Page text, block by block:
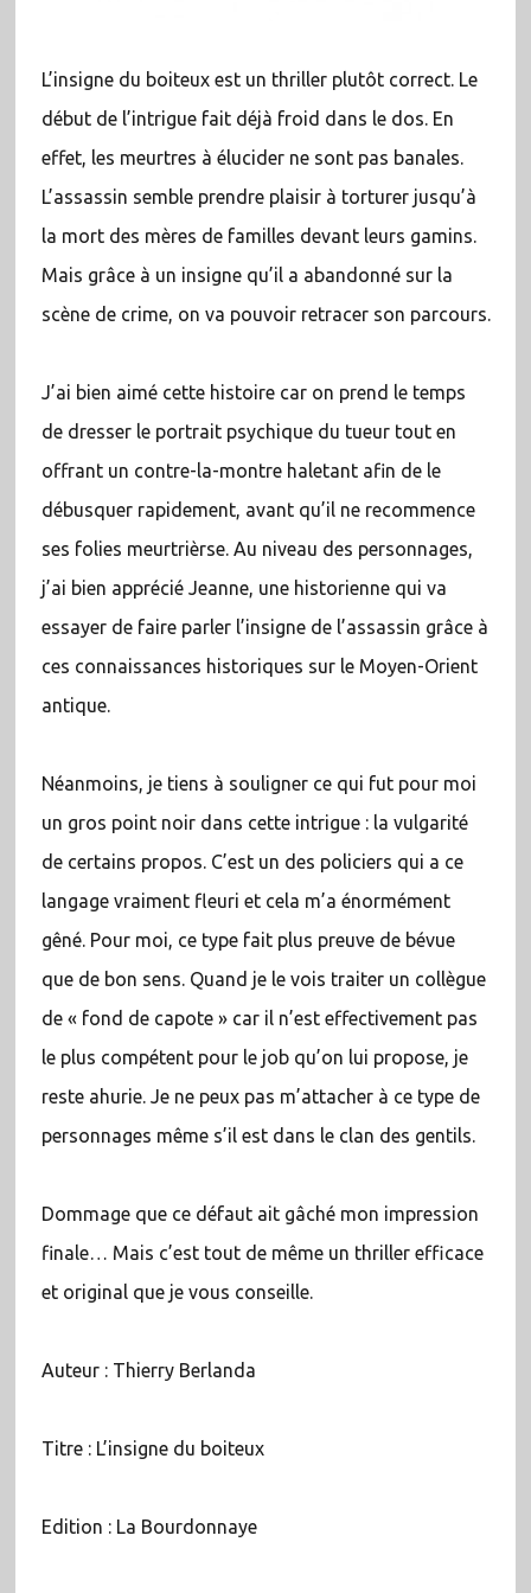
L’insigne du boiteux est un thriller plutôt correct. Le
début de l’intrigue fait déjà froid dans le dos. En
effet, les meurtres à élucider ne sont pas banales.
L’assassin semble prendre plaisir à torturer jusqu’à
la mort des mères de familles devant leurs gamins.
Mais grâce à un insigne qu’il a abandonné sur la
scène de crime, on va pouvoir retracer son parcours.
J’ai bien aimé cette histoire car on prend le temps
de dresser le portrait psychique du tueur tout en
offrant un contre-la-montre haletant afin de le
débusquer rapidement, avant qu’il ne recommence
ses folies meurtrièrse. Au niveau des personnages,
j’ai bien apprécié Jeanne, une historienne qui va
essayer de faire parler l’insigne de l’assassin grâce à
ces connaissances historiques sur le Moyen-Orient
antique.
Néanmoins, je tiens à souligner ce qui fut pour moi
un gros point noir dans cette intrigue : la vulgarité
de certains propos. C’est un des policiers qui a ce
langage vraiment fleuri et cela m’a énormément
gêné. Pour moi, ce type fait plus preuve de bévue
que de bon sens. Quand je le vois traiter un collègue
de « fond de capote » car il n’est effectivement pas
le plus compétent pour le job qu’on lui propose, je
reste ahurie. Je ne peux pas m’attacher à ce type de
personnages même s’il est dans le clan des gentils.
Dommage que ce défaut ait gâché mon impression
finale… Mais c’est tout de même un thriller efficace
et original que je vous conseille.
Auteur : Thierry Berlanda
Titre : L’insigne du boiteux
Edition : La Bourdonnaye